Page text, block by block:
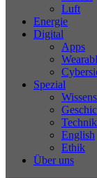
Luft
Energie
Digital
Apps
Spezial
English
Ethik
Über uns